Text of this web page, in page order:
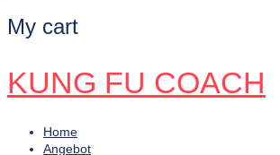
My cart
KUNG FU COACH
Home
Angebot